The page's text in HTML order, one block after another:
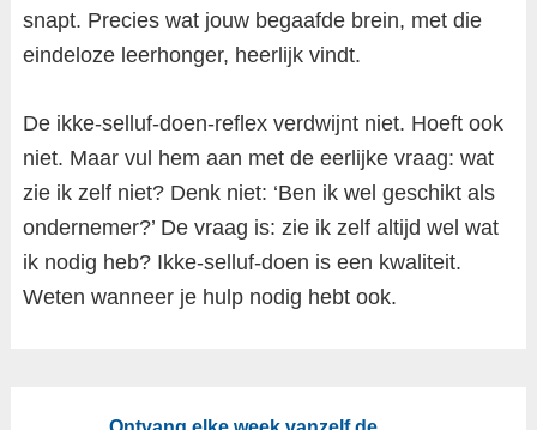
snapt. Precies wat jouw begaafde brein, met die
eindeloze leerhonger, heerlijk vindt.
De ikke-selluf-doen-reflex verdwijnt niet. Hoeft ook
niet. Maar vul hem aan met de eerlijke vraag: wat
zie ik zelf niet? Denk niet: ‘Ben ik wel geschikt als
ondernemer?’ De vraag is: zie ik zelf altijd wel wat
ik nodig heb? Ikke-selluf-doen is een kwaliteit.
Weten wanneer je hulp nodig hebt ook.